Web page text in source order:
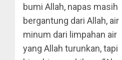
bumi Allah, napas masih
bergantung dari Allah, air
minum dari limpahan air
yang Allah turunkan, tapi